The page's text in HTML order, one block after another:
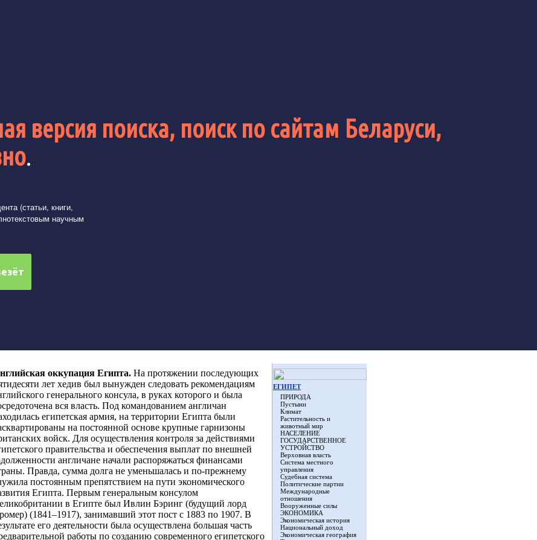
версия поиска, поиск по сайтам Беларуси,
.
(статьи, книги,
научным
оккупация Египта. На протяжении последующих
лет хедив был вынужден следовать рекомендациям
генерального консула, в руках которого и была
вся власть. Под командованием англичан
египетская армия, на территории Египта были
на постоянной основе крупные гарнизоны
войск. Для осуществления контроля за действиями
правительства и обеспечения выплат по внешней
англичане начали распоряжаться финансами
Правда, сумма долга не уменьшалась и по-прежнему
постоянным препятствием на пути экономического
Египта. Первым генеральным консулом
в Египте был Ивлин Бэринг (будущий лорд
(1841–1917), занимавший этот пост с 1883 по 1907. В
его деятельности была осуществлена большая часть
работы по созданию современного египетского
ЕГИПЕТ
ПРИРОДА
Пустыни
Климат
Растительность и
животный мир
НАСЕЛЕНИЕ
ГОСУДАРСТВЕННОЕ
УСТРОЙСТВО
Верховная власть
Система местного
управления
Судебная система
Политические партии
Международные
отношения
Вооруженные силы
ЭКОНОМИКА
Экономическая история
Национальный доход
Экономическая география